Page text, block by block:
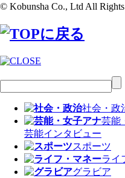
© Kobunsha Co., Ltd All Rights
社会・政
芸能
芸能インタビュー
スポーツ
ライ
グラビア